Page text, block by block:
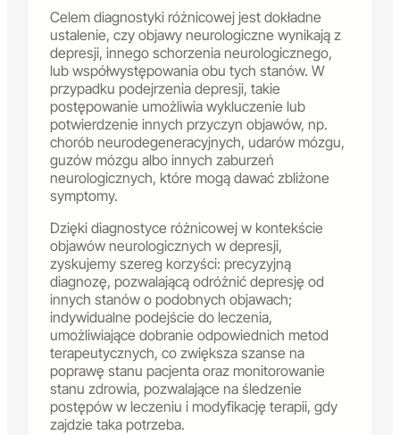
Celem diagnostyki różnicowej jest dokładne
ustalenie, czy objawy neurologiczne wynikają z
depresji, innego schorzenia neurologicznego,
lub współwystępowania obu tych stanów. W
przypadku podejrzenia depresji, takie
postępowanie umożliwia wykluczenie lub
potwierdzenie innych przyczyn objawów, np.
chorób neurodegeneracyjnych, udarów mózgu,
guzów mózgu albo innych zaburzeń
neurologicznych, które mogą dawać zbliżone
symptomy.
Dzięki diagnostyce różnicowej w kontekście
objawów neurologicznych w depresji,
zyskujemy szereg korzyści: precyzyjną
diagnozę, pozwalającą odróżnić depresję od
innych stanów o podobnych objawach;
indywidualne podejście do leczenia,
umożliwiające dobranie odpowiednich metod
terapeutycznych, co zwiększa szanse na
poprawę stanu pacjenta oraz monitorowanie
stanu zdrowia, pozwalające na śledzenie
postępów w leczeniu i modyfikację terapii, gdy
zajdzie taka potrzeba.